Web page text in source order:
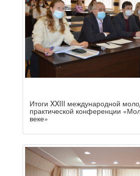
Итоги XXIII международной
практической конференции
веке»